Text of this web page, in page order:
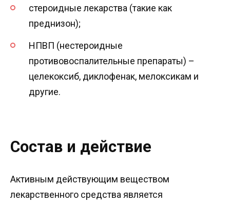
стероидные лекарства (такие как
преднизон);
НПВП (нестероидные
противовоспалительные препараты) –
целекоксиб, диклофенак, мелоксикам и
другие.
Состав и действие
Активным действующим веществом
лекарственного средства является